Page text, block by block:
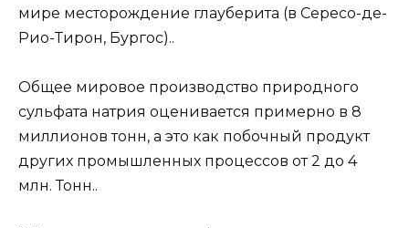
мире месторождение глауберита (в Сересо-де-
Рио-Тирон, Бургос)..
Общее мировое производство природного
сульфата натрия оценивается примерно в 8
миллионов тонн, а это как побочный продукт
других промышленных процессов от 2 до 4
млн. Тонн..